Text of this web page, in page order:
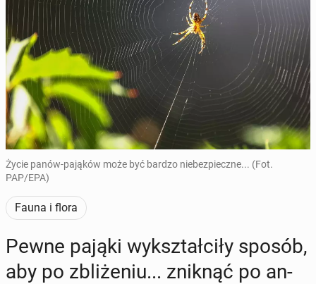
Życie panów-pająków może być bardzo niebezpieczne... (Fot.
PAP/EPA)
Fauna i flora
Pewne pająki wy­kształ­ci­ły sposób,
aby po zbli­że­niu... zniknąć po an­